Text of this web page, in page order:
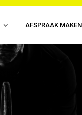
AFSPRAAK MAKEN